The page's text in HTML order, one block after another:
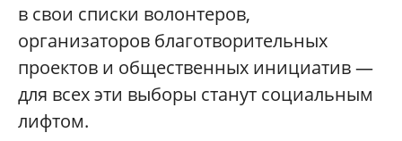
в свои списки волонтеров,
организаторов благотворительных
проектов и общественных инициатив —
для всех эти выборы станут социальным
лифтом.